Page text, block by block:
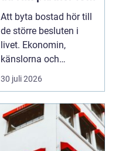
din bostadsaffär
Att byta bostad hör till
de större besluten i
livet. Ekonomin,
känslorna och
vardagen vävs ihop i
en...
30 juli 2026